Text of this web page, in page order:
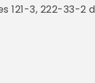
3, 222-33-2